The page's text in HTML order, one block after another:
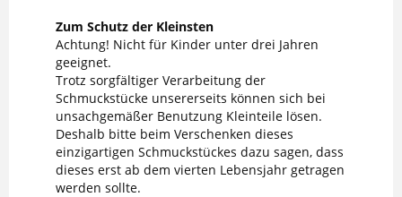
Zum Schutz der Kleinsten
Achtung! Nicht für Kinder unter drei Jahren
geeignet.
Trotz sorgfältiger Verarbeitung der
Schmuckstücke unsererseits können sich bei
unsachgemäßer Benutzung Kleinteile lösen.
Deshalb bitte beim Verschenken dieses
einzigartigen Schmuckstückes dazu sagen, dass
dieses erst ab dem vierten Lebensjahr getragen
werden sollte.